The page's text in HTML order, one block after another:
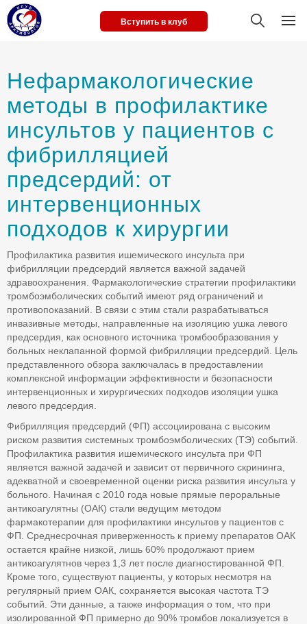
Вступить в клуб
Нефармакологические
методы в профилактике
инсультов у пациентов с
фибрилляцией
предсердий: от
интервенционных
подходов к хирургии
Профилактика развития ишемического инсульта при
фибрилляции предсердий является важной задачей
здравоохранения. Фармакологические стратегии профилактики
тромбоэмболических событий имеют ряд ограничений и
противопоказаний. В связи с этим стали разрабатываться
инвазивные методы, направленные на изоляцию ушка левого
предсердия, как основного источника тромбообразования у
больных неклапанной формой фибрилляции предсердий. Цель
представленного обзора заключалась в предоставлении
комплексной информации эффективности и безопасности
интервенционных и хирургических подходов изоляции ушка
левого предсердия.
Фибрилляция предсердий (ФП) ассоциирована с высоким
риском развития системных тромбоэмболических (ТЭ) событий.
Профилактика развития ишемического инсульта при ФП
является важной задачей и зависит от первичного скрининга,
адекватной и своевременной оценки риска развития инсульта у
больного. Начиная с 2010 года новые прямые пероральные
антикоагулятны (ОАК) стали ведущим методом
фармакотерапии для профилактики инсультов у пациентов с
ФП. Среднесрочная приверженность к приему препаратов ОАК
остается крайне низкой, лишь 60% продолжают прием
антикоагулятнов через 1,3 лет после диагностированной ФП.
Кроме того, существуют пациенты, у которых несмотря на
регулярный прием ОАК, сохраняется высокая частота ТЭ
событий. Эти данные, а также информация о том, что при
изолированной ФП примерно до 90% тромбов локализуется в